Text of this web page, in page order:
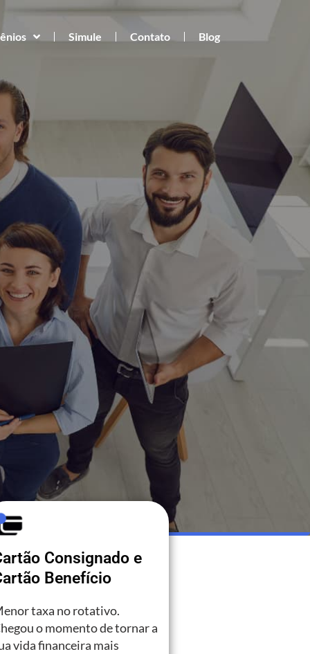
Simule Contato Blog
Consignado e
Benefício
taxa no rotativo.
o momento de tornar a
vida financeira mais